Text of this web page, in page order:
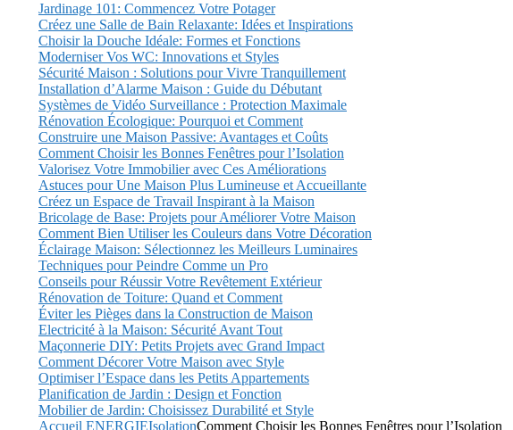
Jardinage 101: Commencez Votre Potager
Créez une Salle de Bain Relaxante: Idées et Inspirations
Choisir la Douche Idéale: Formes et Fonctions
Moderniser Vos WC: Innovations et Styles
Sécurité Maison : Solutions pour Vivre Tranquillement
Installation d’Alarme Maison : Guide du Débutant
Systèmes de Vidéo Surveillance : Protection Maximale
Rénovation Écologique: Pourquoi et Comment
Construire une Maison Passive: Avantages et Coûts
Comment Choisir les Bonnes Fenêtres pour l’Isolation
Valorisez Votre Immobilier avec Ces Améliorations
Astuces pour Une Maison Plus Lumineuse et Accueillante
Créez un Espace de Travail Inspirant à la Maison
Bricolage de Base: Projets pour Améliorer Votre Maison
Comment Bien Utiliser les Couleurs dans Votre Décoration
Éclairage Maison: Sélectionnez les Meilleurs Luminaires
Techniques pour Peindre Comme un Pro
Conseils pour Réussir Votre Revêtement Extérieur
Rénovation de Toiture: Quand et Comment
Éviter les Pièges dans la Construction de Maison
Electricité à la Maison: Sécurité Avant Tout
Maçonnerie DIY: Petits Projets avec Grand Impact
Comment Décorer Votre Maison avec Style
Optimiser l’Espace dans les Petits Appartements
Planification de Jardin : Design et Fonction
Mobilier de Jardin: Choisissez Durabilité et Style
Accueil ENERGIEIsolationComment Choisir les Bonnes Fenêtres pour l’Isolation